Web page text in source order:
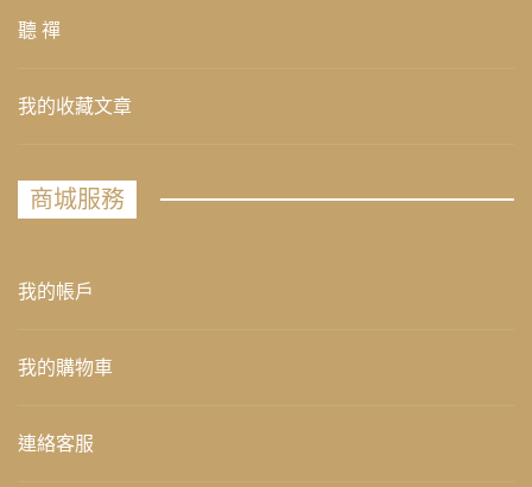
聽 禪
我的收藏文章
商城服務
我的帳戶
我的購物車
連絡客服